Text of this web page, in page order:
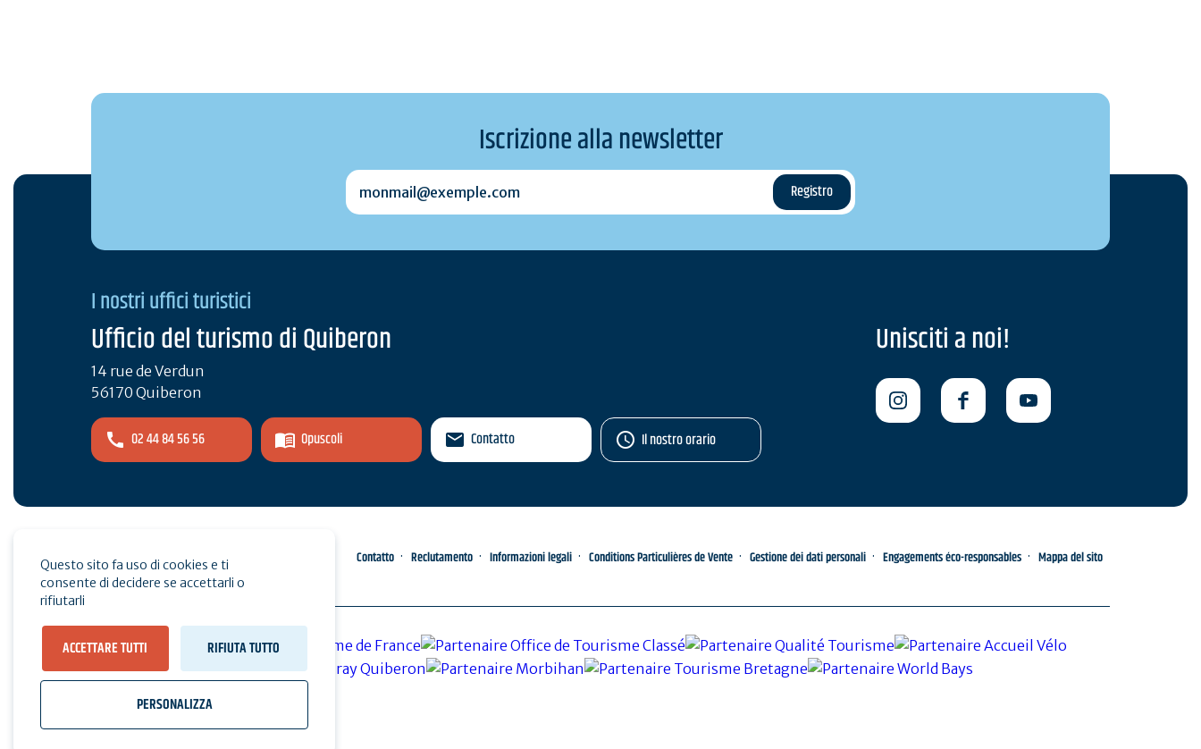
Iscrizione alla newsletter
monmail@exemple.com
I nostri uffici turistici
Ufficio del turismo di Quiberon
14 rue de Verdun
56170 Quiberon
02 44 84 56 56 Opuscoli Contatto Il nostro orario
Unisciti a noi!
Spazio pro Stampa Contatto Reclutamento Informazioni legali Conditions Particulières de Vente Gestione dei dati personali Engagements éco-responsables Mappa del sito
Questo sito fa uso di cookies e ti
consente di decidere se accettarli o
rifiutarli
ACCETTARE TUTTI RIFIUTA TUTTO
PERSONALIZZA